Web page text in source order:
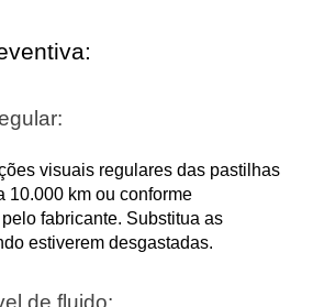
visuais regulares das pastilhas
10.000 km ou conforme
fabricante. Substitua as
estiverem desgastadas.